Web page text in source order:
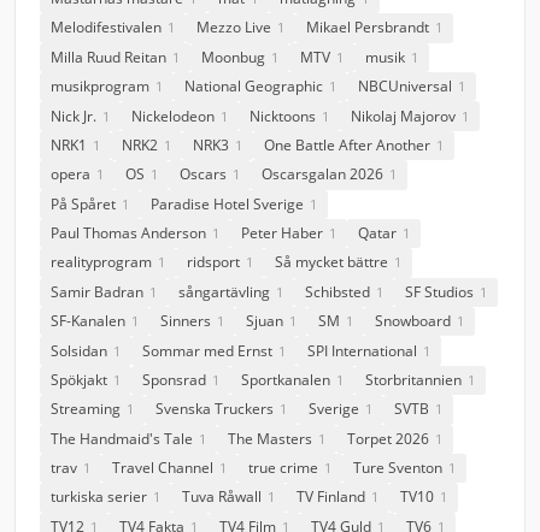
Melodifestivalen 1 Mezzo Live 1 Mikael Persbrandt 1
Milla Ruud Reitan 1 Moonbug 1 MTV 1 musik 1
musikprogram 1 National Geographic 1 NBCUniversal 1
Nick Jr. 1 Nickelodeon 1 Nicktoons 1 Nikolaj Majorov 1
NRK1 1 NRK2 1 NRK3 1 One Battle After Another 1
opera 1 OS 1 Oscars 1 Oscarsgalan 2026 1
På Spåret 1 Paradise Hotel Sverige 1
Paul Thomas Anderson 1 Peter Haber 1 Qatar 1
realityprogram 1 ridsport 1 Så mycket bättre 1
Samir Badran 1 sångartävling 1 Schibsted 1 SF Studios 1
SF-Kanalen 1 Sinners 1 Sjuan 1 SM 1 Snowboard 1
Solsidan 1 Sommar med Ernst 1 SPI International 1
Spökjakt 1 Sponsrad 1 Sportkanalen 1 Storbritannien 1
Streaming 1 Svenska Truckers 1 Sverige 1 SVTB 1
The Handmaid's Tale 1 The Masters 1 Torpet 2026 1
trav 1 Travel Channel 1 true crime 1 Ture Sventon 1
turkiska serier 1 Tuva Råwall 1 TV Finland 1 TV10 1
TV12 1 TV4 Fakta 1 TV4 Film 1 TV4 Guld 1 TV6 1